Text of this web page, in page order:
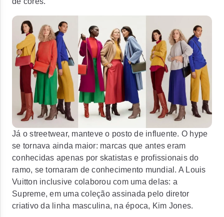
Já ostreetwear, manteve o posto de influente. O hype
se tornava ainda maior: marcas que antes eram
conhecidas apenas por skatistas e profissionais do
ramo, se tornaram de conhecimento mundial. A Louis
Vuitton inclusive colaborou com uma delas: a
Supreme, em uma coleção assinada pelo diretor
criativo da linha masculina, na época, Kim Jones.